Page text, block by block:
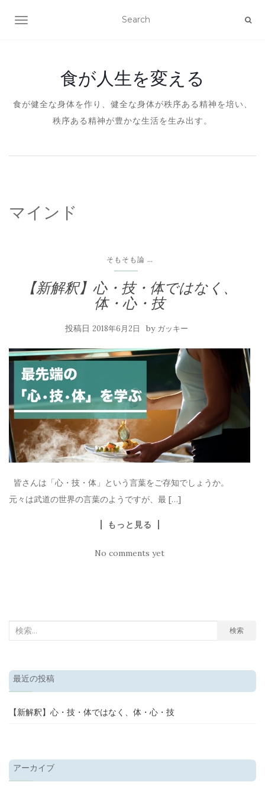
ナビゲーションを切り替え
食が人生を変える
食が健全な身体を作り、健全な身体が秩序ある精神を培い、
秩序ある精神が豊かな生活を生み出す。
マインド
そもそも論 ...
【新解釈】心・技・体ではなく、
体・心・技
投稿日 2018年6月2日 by ガッキー
皆さんは「心・技・体」という言葉をご存知でしょうか。
元々は武道の世界の言葉のようですが、最 […]
もっと見る
No comments yet
検
果:
検索
最近の投稿
【新解釈】心・技・体ではなく、体・心・技
アーカイブ